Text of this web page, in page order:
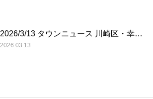
2026/3/13 タウンニュース 川崎区・幸…
2026.03.13